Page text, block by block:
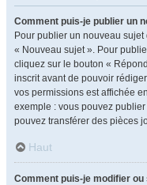
Comment puis-je publier un
Pour publier un nouveau
« Nouveau sujet ». Pour
cliquez sur le bouton «
inscrit avant de pouvoir
vos permissions est affichée
exemple : vous pouvez
pouvez transférer des pièces
Haut
Comment puis-je modifier